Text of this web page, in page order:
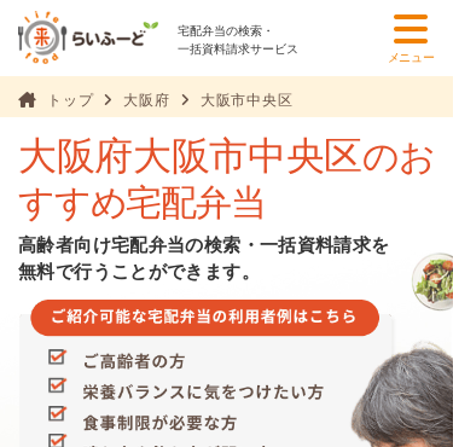
宅配弁当の検索・
一括資料請求サービス
メニュー
トップ 大阪府 大阪市中央区
大阪府大阪市中央区のお
すすめ宅配弁当
高齢者向け宅配弁当の検索・一括資料請求を
無料で行うことができます。